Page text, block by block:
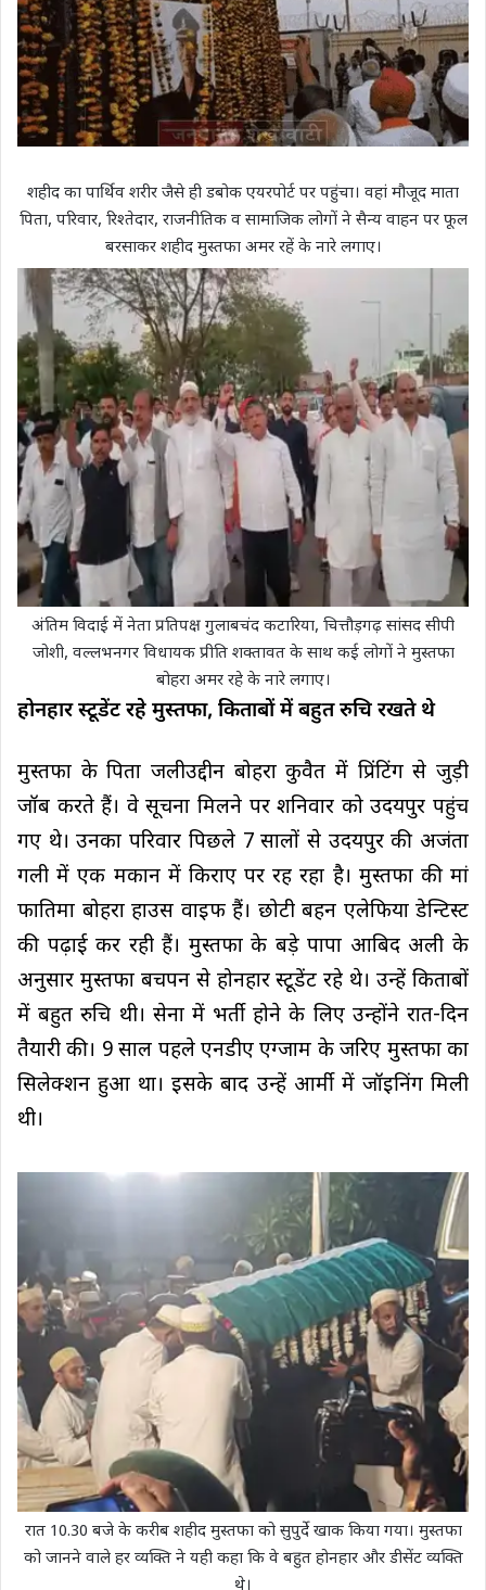
शहीद का पार्थिव शरीर जैसे ही डबोक एयरपोर्ट पर पहुंचा। वहां मौजूद माता
पिता, परिवार, रिश्तेदार, राजनीतिक व सामाजिक लोगों ने सैन्य वाहन पर फूल
बरसाकर शहीद मुस्तफा अमर रहें के नारे लगाए।
अंतिम विदाई में नेता प्रतिपक्ष गुलाबचंद कटारिया, चित्तौड़गढ़ सांसद सीपी
जोशी, वल्लभनगर विधायक प्रीति शक्तावत के साथ कई लोगों ने मुस्तफा
बोहरा अमर रहे के नारे लगाए।
होनहार स्टूडेंट रहे मुस्तफा, किताबों में बहुत रुचि रखते थे
मुस्तफा के पिता जलीउद्दीन बोहरा कुवैत में प्रिंटिंग से जुड़ी
जॉब करते हैं। वे सूचना मिलने पर शनिवार को उदयपुर पहुंच
गए थे। उनका परिवार पिछले 7 सालों से उदयपुर की अजंता
गली में एक मकान में किराए पर रह रहा है। मुस्तफा की मां
फातिमा बोहरा हाउस वाइफ हैं। छोटी बहन एलेफिया डेन्टिस्ट
की पढ़ाई कर रही हैं। मुस्तफा के बड़े पापा आबिद अली के
अनुसार मुस्तफा बचपन से होनहार स्टूडेंट रहे थे। उन्हें किताबों
में बहुत रुचि थी। सेना में भर्ती होने के लिए उन्होंने रात-दिन
तैयारी की। 9 साल पहले एनडीए एग्जाम के जरिए मुस्तफा का
सिलेक्शन हुआ था। इसके बाद उन्हें आर्मी में जॉइनिंग मिली
थी।
रात 10.30 बजे के करीब शहीद मुस्तफा को सुपुर्दे खाक किया गया। मुस्तफा
को जानने वाले हर व्यक्ति ने यही कहा कि वे बहुत होनहार और डीसेंट व्यक्ति